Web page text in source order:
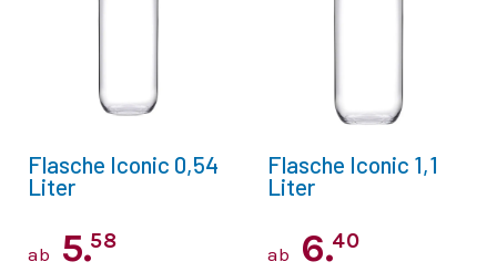
Flasche Iconic 0,54
Liter
ab 5.58
Flasche Iconic 1,1
Liter
ab 6.40